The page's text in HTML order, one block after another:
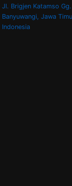
Jl. Brigjen Katamso
Banyuwangi, Jawa
Indonesia